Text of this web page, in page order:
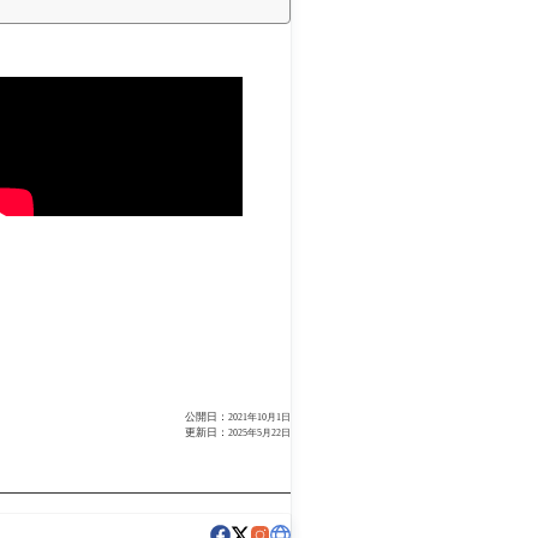
公開日： 2021年10月1日
更新日： 2025年5月22日